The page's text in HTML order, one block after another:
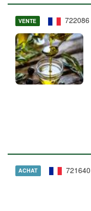
VENTE 722086
ACHAT 721640